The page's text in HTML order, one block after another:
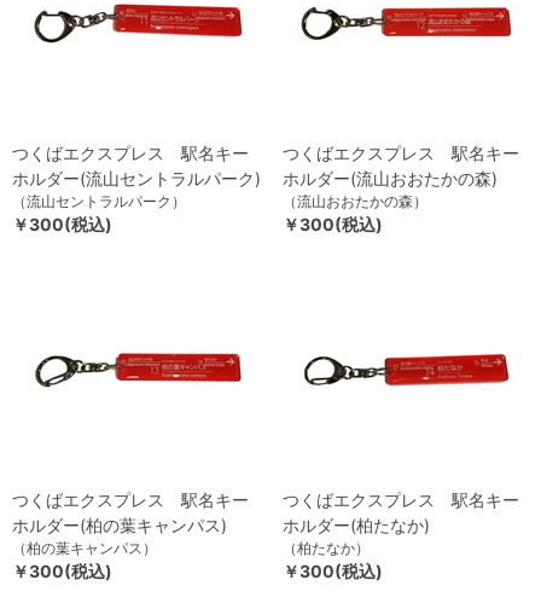
つくばエクスプレス 駅名キー
ホルダー(流山セントラルパーク)
（流山セントラルパーク）
￥300(税込)
つくばエクスプレス 駅名キー
ホルダー(流山おおたかの森)
（流山おおたかの森）
￥300(税込)
つくばエクスプレス 駅名キー
ホルダー(柏の葉キャンパス)
（柏の葉キャンパス）
￥300(税込)
つくばエクスプレス 駅名キー
ホルダー(柏たなか)
（柏たなか）
￥300(税込)